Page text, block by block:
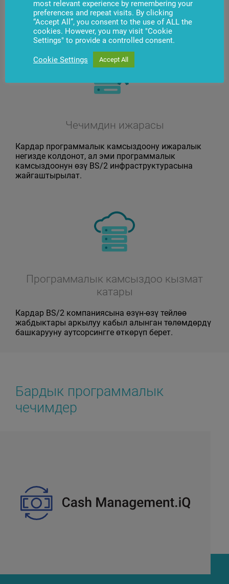
Кардар программалык чечимди сатып алат жана
аны өзүнүн инфраструктурасына жайгаштырат.
Чечимдин ижарасы
Кардар программалык камсыздоону ижаралык
негизде колдонот, ал эми программалык
камсыздоонун өзү BS/2 инфраструктурасына
жайгаштырылат.
Программалык камсыздоо кызмат
катары
Кардар BS/2 компаниясына өзүн-өзү тейлөө
жабдыктары аркылуу кабыл алынган төлөмдөрдү
башкарууну аутсорсингге өткөрүп берет.
Бардык программалык
чечимдер
most relevant experience by remembering your
preferences and repeat visits. By clicking
“Accept All”, you consent to the use of ALL the
cookies. However, you may visit "Cookie
Settings" to provide a controlled consent.
Cookie Settings Accept All